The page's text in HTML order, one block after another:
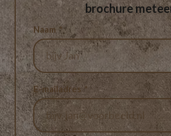
brochure
Naam
E-mailadres